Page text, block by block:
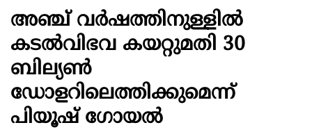
അഞ്ച് വർഷത്തിനുള്ളിൽ
കടൽവിഭവ കയറ്റുമതി 30
ബില്യൺ
ഡോളറിലെത്തിക്കുമെന്ന്
പിയൂഷ് ഗോയൽ